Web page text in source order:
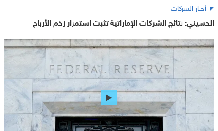
أخبار الشركات
الحسيني: نتائج الشركات الإماراتية تثبت استمرار زخم الأرباح